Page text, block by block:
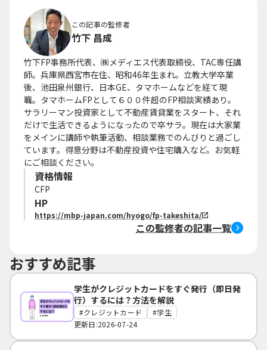
この記事の監修者
竹下 昌成
竹下FP事務所代表、㈱メディエス代表取締役、TAC専任講
師。兵庫県西宮市在住、昭和46年生まれ。立教大学卒業
後、池田泉州銀行、日本GE、タマホームなどを経て現
職。タマホームFPとして６００件超のFP相談実績あり。
サラリーマン投資家として不動産賃貸業をスタート、それ
だけで生活できるようになったので卒サラ。現在は大家業
をメインに講師や執筆活動、相談業務でのんびりと過ごし
ています。得意分野は不動産投資や住宅購入など。お気軽
にご相談ください。
資格情報
CFP
HP
https://mbp-japan.com/hyogo/fp-takeshita/
この監修者の記事一覧
おすすめ記事
学生がクレジットカードをすぐ発行（即日発
行）するには？方法を解説
クレジットカード
学生
更新日:2026-07-24